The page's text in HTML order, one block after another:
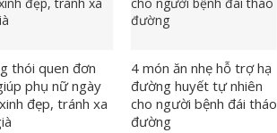
thói quen đơn
phụ nữ ngày
đẹp, tránh xa
4 món ăn nhẹ hỗ trợ hạ
đường huyết tự nhiên
cho người bệnh đái tháo
đường